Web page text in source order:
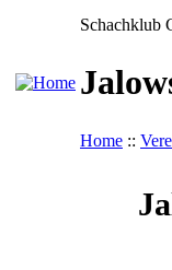
Schachklub
Home ::